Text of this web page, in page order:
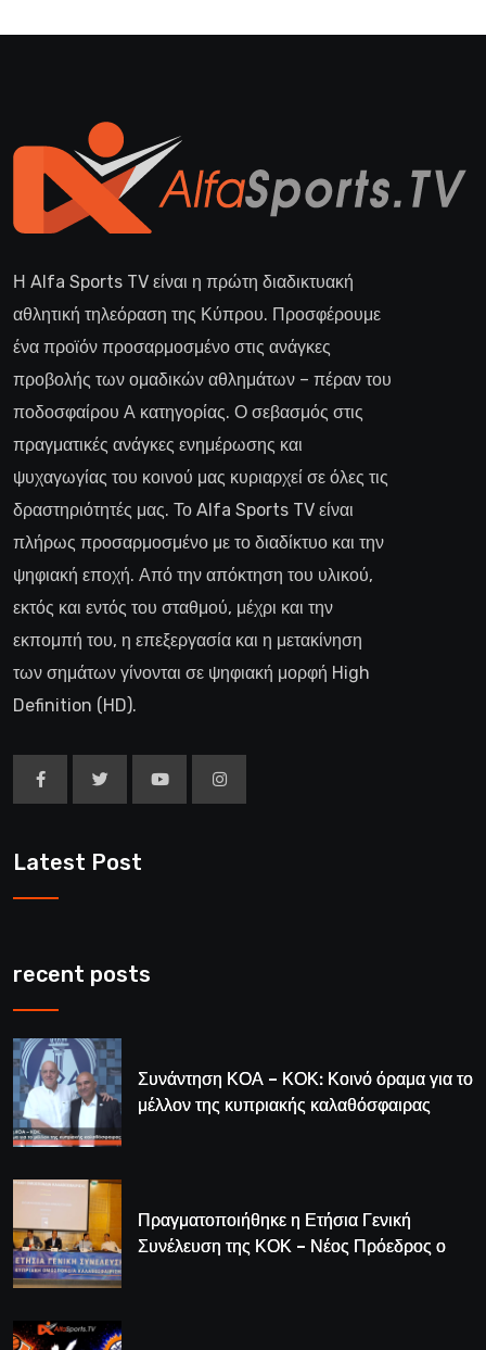
Η Alfa Sports TV είναι η πρώτη διαδικτυακή
αθλητική τηλεόραση της Κύπρου. Προσφέρουμε
ένα προϊόν προσαρμοσμένο στις ανάγκες
προβολής των ομαδικών αθλημάτων – πέραν του
ποδοσφαίρου Α κατηγορίας. Ο σεβασμός στις
πραγματικές ανάγκες ενημέρωσης και
ψυχαγωγίας του κοινού μας κυριαρχεί σε όλες τις
δραστηριότητές μας. Το Alfa Sports TV είναι
πλήρως προσαρμοσμένο με το διαδίκτυο και την
ψηφιακή εποχή. Από την απόκτηση του υλικού,
εκτός και εντός του σταθμού, μέχρι και την
εκπομπή του, η επεξεργασία και η μετακίνηση
των σημάτων γίνονται σε ψηφιακή μορφή High
Definition (HD).
Latest Post
recent posts
Συνάντηση ΚΟΑ – ΚΟΚ: Κοινό όραμα για το
μέλλον της κυπριακής καλαθόσφαιρας
Πραγματοποιήθηκε η Ετήσια Γενική
Συνέλευση της ΚΟΚ – Νέος Πρόεδρος ο